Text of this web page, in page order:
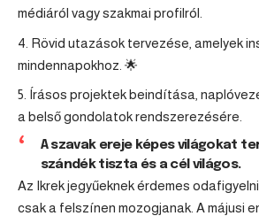
médiáról vagy szakmai profilról.
Rövid utazások tervezése, amelyek
mindennapokhoz. 🌟
Írásos projektek beindítása,
a belső gondolatok rendszerezésére.
A szavak ereje képes világokat
szándék tiszta és a cél világos.
Az Ikrek jegyűeknek érdemes
csak a felszínen mozogjanak. A májusi